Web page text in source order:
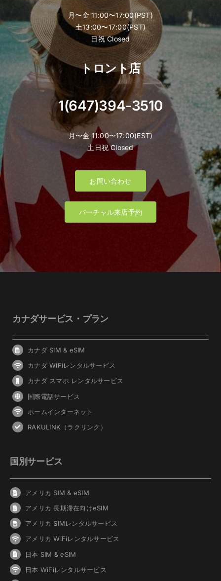
月〜金 11:00〜17:00(PST)
土13:00〜17:00(PST)
日祝 Closed
トロント店
1(647)394-3510
月〜金 11:00〜17:00(EST)
土日祝 Closed
お問い合わせ
バーチャル来店予約
カナダサービス・プラン
カナダ SIM & eSIM
カナダ WiFiレンタルサービス
カナダ スマホ レンタルサービス
国際電話サービス
ホームインターネット
RAKULINK（ラクリンク）
国別サービス
アメリカ SIM & eSIM
アメリカ 長期滞在向けeSIM
アメリカ SIMレンタルサービス
アメリカ WiFiレンタルサービス
日本 SIM & eSIM
日本 WiFiレンタルサービス